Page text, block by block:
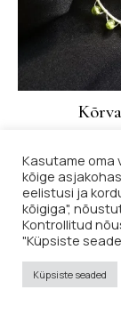
Kasutame oma
kõige
eelistusi ja
kõigiga",
Kontrollitud
"Küpsiste
Küpsiste seaded